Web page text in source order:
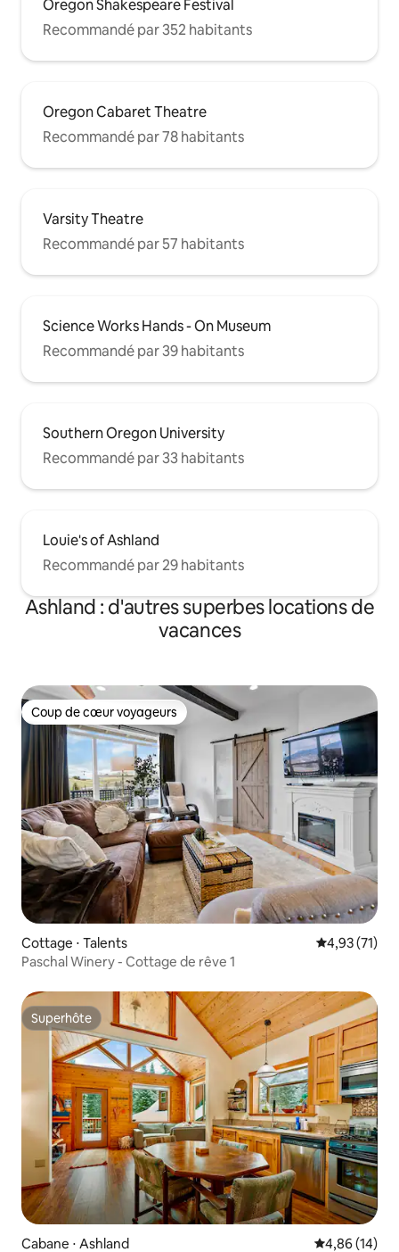
Oregon Shakespeare Festival
Recommandé par 352 habitants
Oregon Cabaret Theatre
Recommandé par 78 habitants
Varsity Theatre
Recommandé par 57 habitants
Science Works Hands - On Museum
Recommandé par 39 habitants
Southern Oregon University
Recommandé par 33 habitants
Louie's of Ashland
Recommandé par 29 habitants
Ashland : d'autres superbes locations de
vacances
Coup de cœur voyageurs
Coup de cœur voyageurs
Cottage ⋅ Talents Évaluation
4,93 (71)
Paschal Winery - Cottage de rêve 1
Superhôte
Superhôte
Cabane ⋅ Ashland Évaluation
4,86 (14)